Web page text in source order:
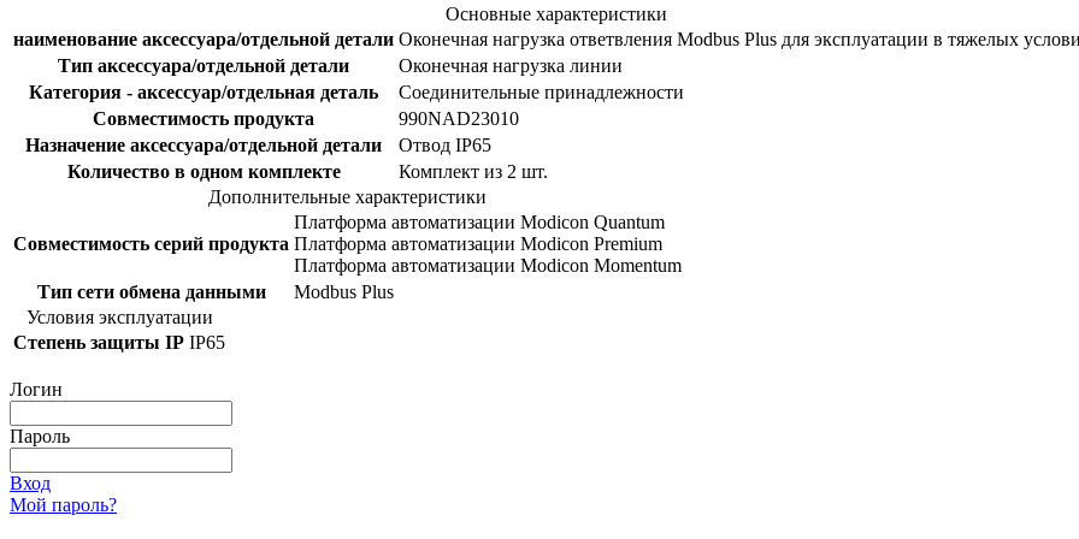
Основные характеристики
наименование аксессуара/отдельной детали Оконечная нагрузка ответвления Modbus Plus для эксплуатации в тяжелых
Тип аксессуара/отдельной детали
Оконечная нагрузка линии
Категория - аксессуар/отдельная деталь
Соединительные принадлежности
Совместимость продукта
990NAD23010
Назначение аксессуара/отдельной детали
Отвод IP65
Количество в одном комплекте
Комплект из 2 шт.
Дополнительные характеристики
Совместимость серий продукта
Платформа автоматизации Modicon Quantum
Платформа автоматизации Modicon Premium
Платформа автоматизации Modicon Momentum
Тип сети обмена данными
Modbus Plus
Условия эксплуатации
Степень защиты IP IP65
Логин
Пароль
Вход
Мой пароль?